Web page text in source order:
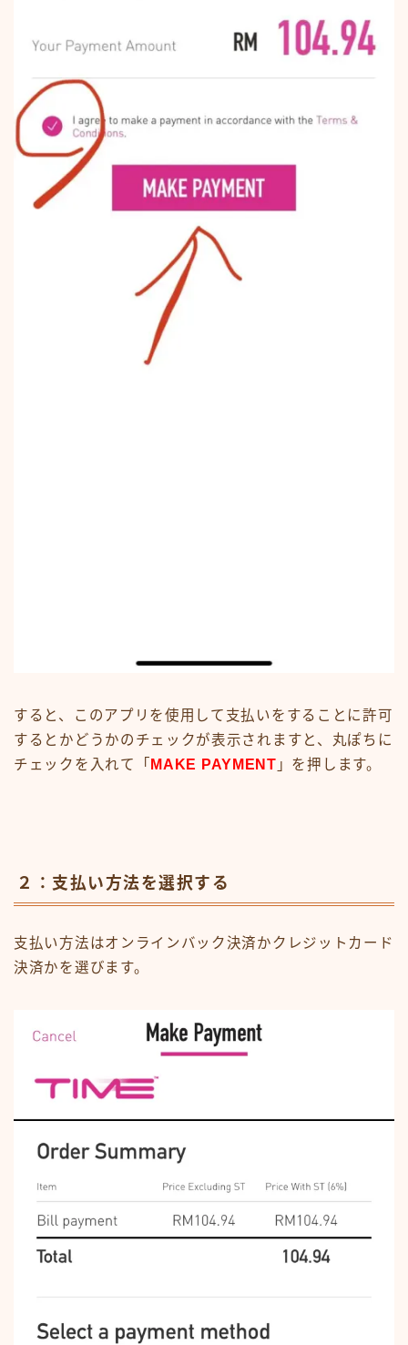
すると、このアプリを使用して支払いをすることに許可
するとかどうかのチェックが表示されますと、丸ぽちに
チェックを入れて「 MAKE PAYMENT 」を押します。
２：支払い方法を選択する
支払い方法はオンラインバック決済かクレジットカード
決済かを選びます。